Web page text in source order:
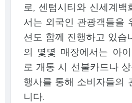
로, 센텀시티와 신세계백
서는 외국인 관광객들을
션도 함께 진행하고 있습
의 몇몇 매장에서는 아이
로 개통 시 선불카드나
행사를 통해 소비자들의
니다.